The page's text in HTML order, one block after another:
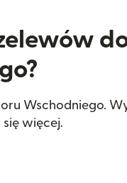
Wschodniego.
więcej.